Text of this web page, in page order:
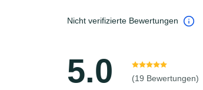
Nicht verifizierte Bewertungen
5.0 (19 Bewertungen)